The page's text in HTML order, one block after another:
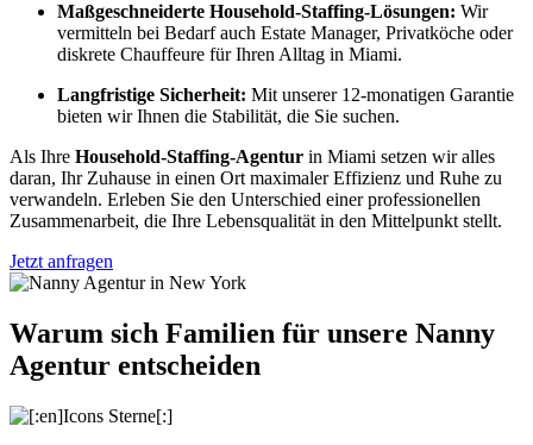
Maßgeschneiderte Household-Staffing-Lösungen: Wir
vermitteln bei Bedarf auch Estate Manager, Privatköche oder
diskrete Chauffeure für Ihren Alltag in Miami.
Langfristige Sicherheit: Mit unserer 12-monatigen Garantie
bieten wir Ihnen die Stabilität, die Sie suchen.
Als Ihre Household-Staffing-Agentur in Miami setzen wir alles
daran, Ihr Zuhause in einen Ort maximaler Effizienz und Ruhe zu
verwandeln. Erleben Sie den Unterschied einer professionellen
Zusammenarbeit, die Ihre Lebensqualität in den Mittelpunkt stellt.
Jetzt anfragen
Warum sich Familien für unsere Nanny
Agentur entscheiden